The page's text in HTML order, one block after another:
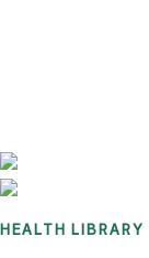
HEALTH LIBRARY